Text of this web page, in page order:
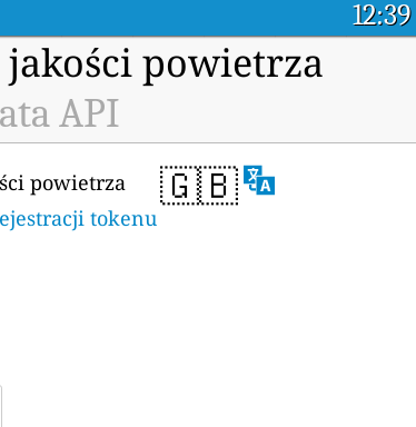
12:39
powietrza
API
🇬🇧
powietrza
tokenu